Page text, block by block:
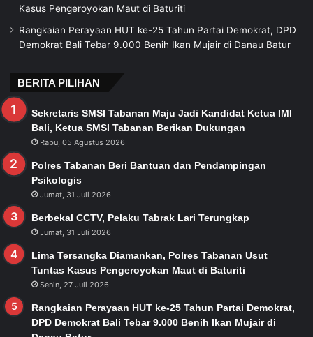
Kasus Pengeroyokan Maut di Baturiti
Rangkaian Perayaan HUT ke-25 Tahun Partai Demokrat, DPD
Demokrat Bali Tebar 9.000 Benih Ikan Mujair di Danau Batur
BERITA PILIHAN
Sekretaris SMSI Tabanan Maju Jadi Kandidat Ketua IMI
Bali, Ketua SMSI Tabanan Berikan Dukungan
Rabu, 05 Agustus 2026
Polres Tabanan Beri Bantuan dan Pendampingan
Psikologis
Jumat, 31 Juli 2026
Berbekal CCTV, Pelaku Tabrak Lari Terungkap
Jumat, 31 Juli 2026
Lima Tersangka Diamankan, Polres Tabanan Usut
Tuntas Kasus Pengeroyokan Maut di Baturiti
Senin, 27 Juli 2026
Rangkaian Perayaan HUT ke-25 Tahun Partai Demokrat,
DPD Demokrat Bali Tebar 9.000 Benih Ikan Mujair di